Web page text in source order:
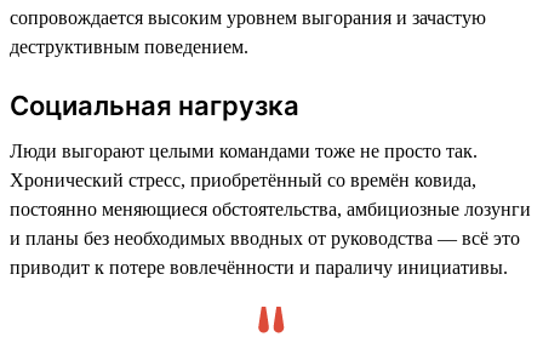
сопровождается высоким уровнем выгорания и зачастую
деструктивным поведением.
Социальная нагрузка
Люди выгорают целыми командами тоже не просто так.
Хронический стресс, приобретённый со времён ковида,
постоянно меняющиеся обстоятельства, амбициозные лозунги
и планы без необходимых вводных от руководства — всё это
приводит к потере вовлечённости и параличу инициативы.